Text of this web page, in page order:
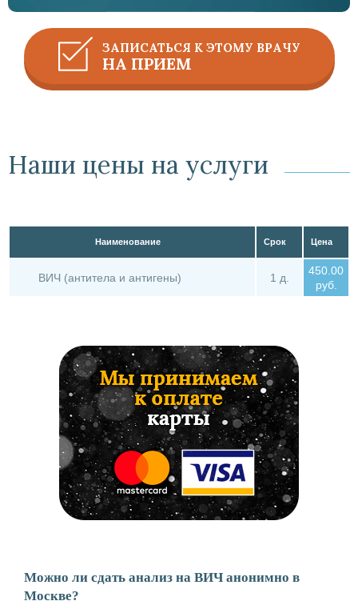
ЗАПИСАТЬСЯ К ЭТОМУ ВРАЧУ
НА ПРИЕМ
Наши цены на услуги
Наименование Срок Цена
ВИЧ (антитела и антигены) 1 д.
450.00
руб.
Можно ли сдать анализ на ВИЧ анонимно в
Москве?